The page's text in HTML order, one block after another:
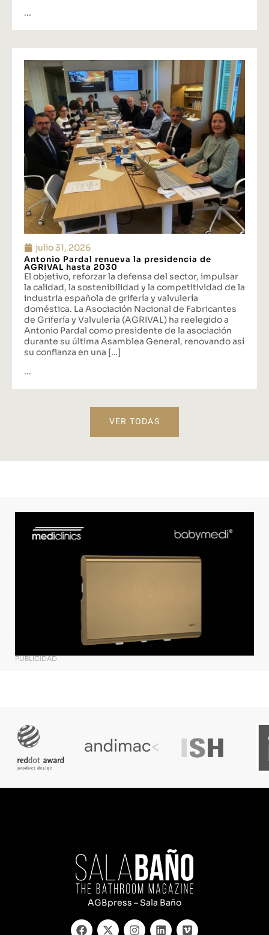
...
julio 31, 2026
Antonio Pardal renueva la presidencia de
AGRIVAL hasta 2030
El objetivo, reforzar la defensa del sector, impulsar
la calidad, la sostenibilidad y la competitividad de la
industria española de grifería y valvulería
doméstica. La Asociación Nacional de Fabricantes
de Grifería y Valvulería (AGRIVAL) ha reelegido a
Antonio Pardal como presidente de la asociación
durante su última Asamblea General, renovando así
su confianza en una […]
...
VER TODAS
PUBLICIDAD
AGBpress – Sala Baño